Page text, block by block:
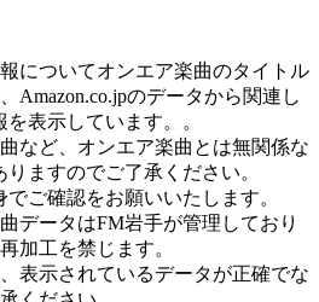
についてオンエア楽曲のタイトル
Amazon.co.jpのデータから関連し
表示しています。。
など、オンエア楽曲とは無関係な
ますのでご了承ください。
ご確認をお願いいたします。
データはFM岩手が管理しており
加工を禁じます。
表示されているデータが正確でな